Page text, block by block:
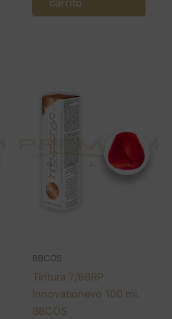
carrito
BBCOS
Tintura 7/66RP
Innovationevo 100 ml.
BBCOS